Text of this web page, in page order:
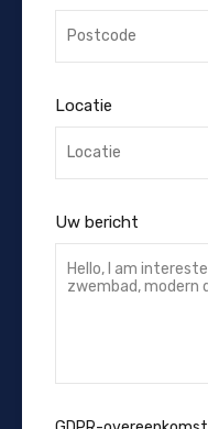
Locatie
Uw bericht